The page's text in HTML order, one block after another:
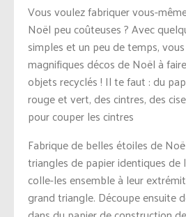
Vous voulez fabriquer vous-
Noël peu coûteuses ? Avec
simples et un peu de temps,
magnifiques décos de Noël à
objets recyclés ! Il te faut : du
rouge et vert, des cintres, des
pour couper les cintres
Fabrique de belles étoiles de
triangles de papier identiques
colle-les ensemble à leur
grand triangle. Découpe ensuite